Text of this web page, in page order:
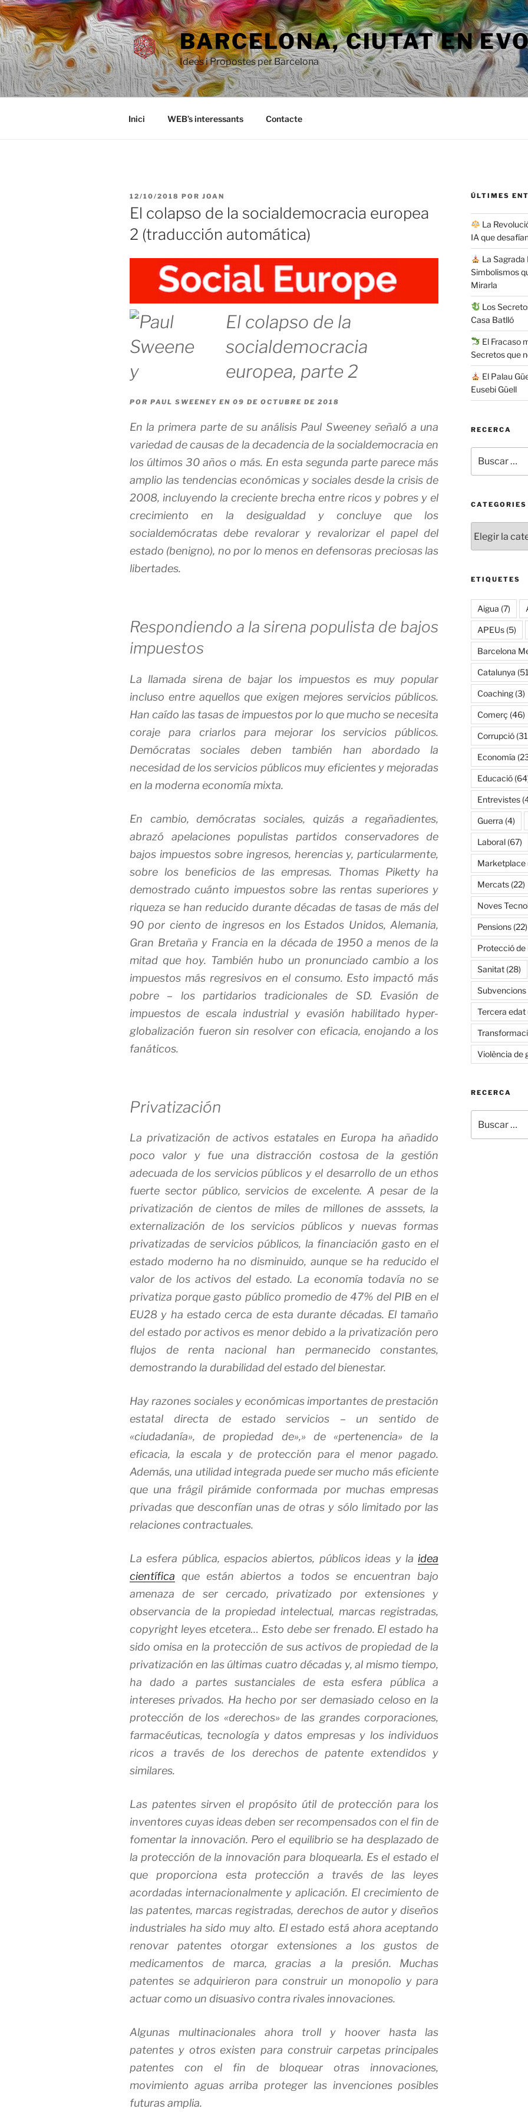
Saltar
al
contenido
BARCELONA, ​​CIUTAT EN
Idees i Propostes per Barcelona
Inici WEB’s interessants Contacte
PUBLICADO
EL
12/10/2018 POR JOAN
El colapso de la socialdemocracia europea
2 (traducción automática)
El colapso de la
socialdemocracia
europea, parte 2
POR PAUL SWEENEY EN 09 DE OCTUBRE DE 2018
En la primera parte de su análisis Paul Sweeney señaló a una
variedad de causas de la decadencia de la socialdemocracia en
los últimos 30 años o más. En esta segunda parte parece más
amplio las tendencias económicas y sociales desde la crisis de
2008, incluyendo la creciente brecha entre ricos y pobres y el
crecimiento en la desigualdad y concluye que los
socialdemócratas debe revalorar y revalorizar el papel del
estado (benigno), no por lo menos en defensoras preciosas las
libertades.
Respondiendo a la sirena populista de bajos
impuestos
La llamada sirena de bajar los impuestos es muy popular
incluso entre aquellos que exigen mejores servicios públicos.
Han caído las tasas de impuestos por lo que mucho se necesita
coraje para criarlos para mejorar los servicios públicos.
Demócratas sociales deben también han abordado la
necesidad de los servicios públicos muy eficientes y mejoradas
en la moderna economía mixta.
En cambio, demócratas sociales, quizás a regañadientes,
abrazó apelaciones populistas partidos conservadores de
bajos impuestos sobre ingresos, herencias y, particularmente,
sobre los beneficios de las empresas. Thomas Piketty ha
demostrado cuánto impuestos sobre las rentas superiores y
riqueza se han reducido durante décadas de tasas de más del
90 por ciento de ingresos en los Estados Unidos, Alemania,
Gran Bretaña y Francia en la década de 1950 a menos de la
mitad que hoy. También hubo un pronunciado cambio a los
impuestos más regresivos en el consumo. Esto impactó más
pobre – los partidarios tradicionales de SD. Evasión de
impuestos de escala industrial y evasión habilitado hyper-
globalización fueron sin resolver con eficacia, enojando a los
fanáticos.
Privatización
La privatización de activos estatales en Europa ha añadido
poco valor y fue una distracción costosa de la gestión
adecuada de los servicios públicos y el desarrollo de un ethos
fuerte sector público, servicios de excelente. A pesar de la
privatización de cientos de miles de millones de asssets, la
externalización de los servicios públicos y nuevas formas
privatizadas de servicios públicos, la financiación gasto en el
estado moderno ha no disminuido, aunque se ha reducido el
valor de los activos del estado. La economía todavía no se
privatiza porque gasto público promedio de 47% del PIB en el
EU28 y ha estado cerca de esta durante décadas. El tamaño
del estado por activos es menor debido a la privatización pero
flujos de renta nacional han permanecido constantes,
demostrando la durabilidad del estado del bienestar.
Hay razones sociales y económicas importantes de prestación
estatal directa de estado servicios – un sentido de
«ciudadanía», de propiedad de»,» de «pertenencia» de la
eficacia, la escala y de protección para el menor pagado.
Además, una utilidad integrada puede ser mucho más eficiente
que una frágil pirámide conformada por muchas empresas
privadas que desconfían unas de otras y sólo limitado por las
relaciones contractuales.
La esfera pública, espacios abiertos, públicos ideas y laidea
científica que están abiertos a todos se encuentran bajo
amenaza de ser cercado, privatizado por extensiones y
observancia de la propiedad intelectual, marcas registradas,
copyright leyes etcetera… Esto debe ser frenado. El estado ha
sido omisa en la protección de sus activos de propiedad de la
privatización en las últimas cuatro décadas y, al mismo tiempo,
ha dado a partes sustanciales de esta esfera pública a
intereses privados. Ha hecho por ser demasiado celoso en la
protección de los «derechos» de las grandes corporaciones,
farmacéuticas, tecnología y datos empresas y los individuos
ricos a través de los derechos de patente extendidos y
similares.
Las patentes sirven el propósito útil de protección para los
inventores cuyas ideas deben ser recompensados con el fin de
fomentar la innovación. Pero el equilibrio se ha desplazado de
la protección de la innovación para bloquearla. Es el estado el
que proporciona esta protección a través de las leyes
acordadas internacionalmente y aplicación. El crecimiento de
las patentes, marcas registradas, derechos de autor y diseños
industriales ha sido muy alto. El estado está ahora aceptando
renovar patentes otorgar extensiones a los gustos de
medicamentos de marca, gracias a la presión. Muchas
patentes se adquirieron para construir un monopolio y para
actuar como un disuasivo contra rivales innovaciones.
Algunas multinacionales ahora troll y hoover hasta las
patentes y otros existen para construir carpetas principales
patentes con el fin de bloquear otras innovaciones,
movimiento aguas arriba proteger las invenciones posibles
futuras amplia.
ÚLTIMES
La
IA que
La Sagrada
Simbolismos
Mirarla
Los
Casa Batlló
El Fracaso
Secretos que
El Palau
Eusebi Güell
RECERCA
por:
CATEGORIES
ETIQUETES
Aigua (7)
APEUs(5)
Barcelona
Catalunya
Coaching(3)
Comerç (46)
Corrupció
Economía
Educació
Entrevistes
Guerra (4)
Laboral(67)
Marketplace
Mercats(22)
Noves
Pensions(22)
Protecció de
Sanitat(28)
Subvencions
Tercera edat
Violència de
RECERCA
por: